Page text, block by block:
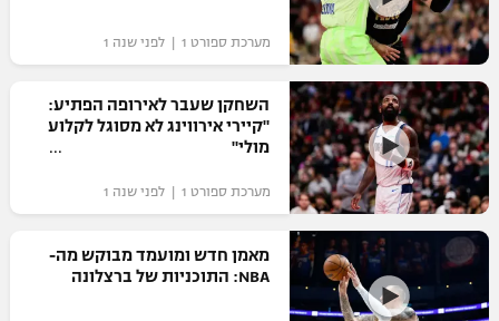
תנאי שימוש
מדיניות פרטיות
תקנון פעילות ספורט 1
רשיון להקרנה פומבית לבית עסק
הצטרפות לחבילת הערוצים
ספורט אתגרי ואקסטרים
אומנויות לחימה
גיימינג E-Sports
מערכת ספורט 1 | לפני שנה 1
השחקן שעבר לאירופה הפתיע:
"קיירי אירווינג לא מסוגל לקלוע
מולי"
מערכת ספורט 1 | לפני שנה 1
מאמן חדש ומועמד מבוקש מה-
NBA: התוכניות של ברצלונה